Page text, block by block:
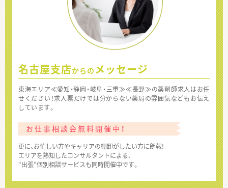
名古屋支店からの メッセージ
東海エリア≪愛知・静岡・岐阜・三重≫≪長野≫の薬剤師求人はお任
せください！求人票だけでは分からない薬局の雰囲気などもお伝え
しています。
お仕事相談会無料開催中！
更に、お忙しい方やキャリアの棚卸がしたい方に朗報!
エリアを熟知したコンサルタントによる、
“出張”個別相談サービスも同時開催中です。